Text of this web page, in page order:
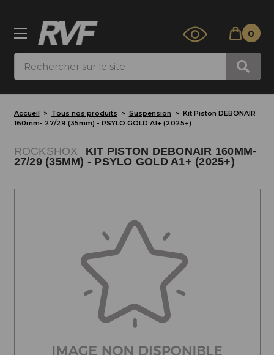
0
Accueil Tous nos produits Suspension
Kit Piston DEBONAIR
160mm- 27/29 (35mm) - PSYLO GOLD A1+ (2025+)
ROCKSHOX
KIT PISTON DEBONAIR 160MM-
27/29 (35MM) - PSYLO GOLD A1+ (2025+)